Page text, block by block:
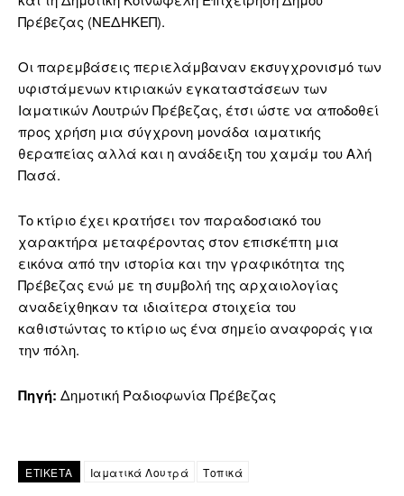
Πρέβεζας (ΝΕΔΗΚΕΠ).
Οι παρεμβάσεις περιελάμβαναν εκσυγχρονισμό των
υφιστάμενων κτιριακών εγκαταστάσεων των
Ιαματικών Λουτρών Πρέβεζας, έτσι ώστε να αποδοθεί
προς χρήση μια σύγχρονη μονάδα ιαματικής
θεραπείας αλλά και η ανάδειξη του χαμάμ του Αλή
Πασά.
Το κτίριο έχει κρατήσει τον παραδοσιακό του
χαρακτήρα μεταφέροντας στον επισκέπτη μια
εικόνα από την ιστορία και την γραφικότητα της
Πρέβεζας ενώ με τη συμβολή της αρχαιολογίας
αναδείχθηκαν τα ιδιαίτερα στοιχεία του
καθιστώντας το κτίριο ως ένα σημείο αναφοράς για
την πόλη.
Πηγή: Δημοτική Ραδιοφωνία Πρέβεζας
ΕΤΙΚΕΤΑ Ιαματικά Λουτρά Τοπικά